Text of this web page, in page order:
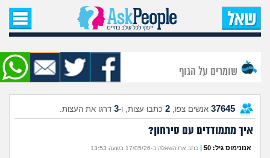
עמוד הבית
שאל שאלה
שאלות חדשות
שאלות שעוררו עניין
עצות חדשות
שומרים על הגוף
37645 אנשים צפו, 2 כתבו עצות, ו-3 דרגו את העצות.
איך מתמודדים עם סירחון?
אנונימוס גיל: 50 | כתב את השאלה ב-17/05/26 בשעה 13:53